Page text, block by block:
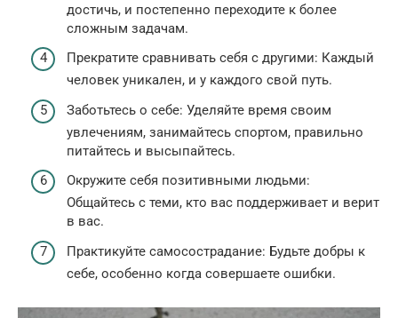
достичь, и постепенно переходите к более
сложным задачам.
Прекратите сравнивать себя с другими: Каждый
человек уникален, и у каждого свой путь.
Заботьтесь о себе: Уделяйте время своим
увлечениям, занимайтесь спортом, правильно
питайтесь и высыпайтесь.
Окружите себя позитивными людьми:
Общайтесь с теми, кто вас поддерживает и верит
в вас.
Практикуйте самосострадание: Будьте добры к
себе, особенно когда совершаете ошибки.